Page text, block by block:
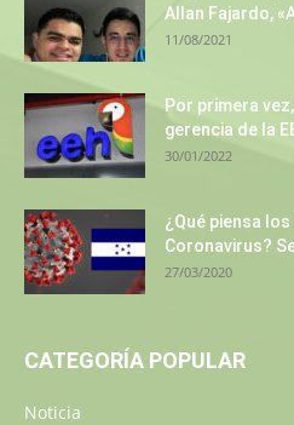
Allan Fajardo,
11/08/2021
Por primera
gerencia de la
30/01/2022
¿Qué piensa
Coronavirus?
27/03/2020
CATEGORÍA POPULAR
Noticia